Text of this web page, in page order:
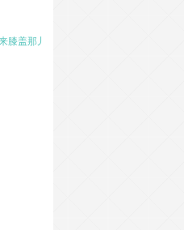
膝盖那儿有放护膝的